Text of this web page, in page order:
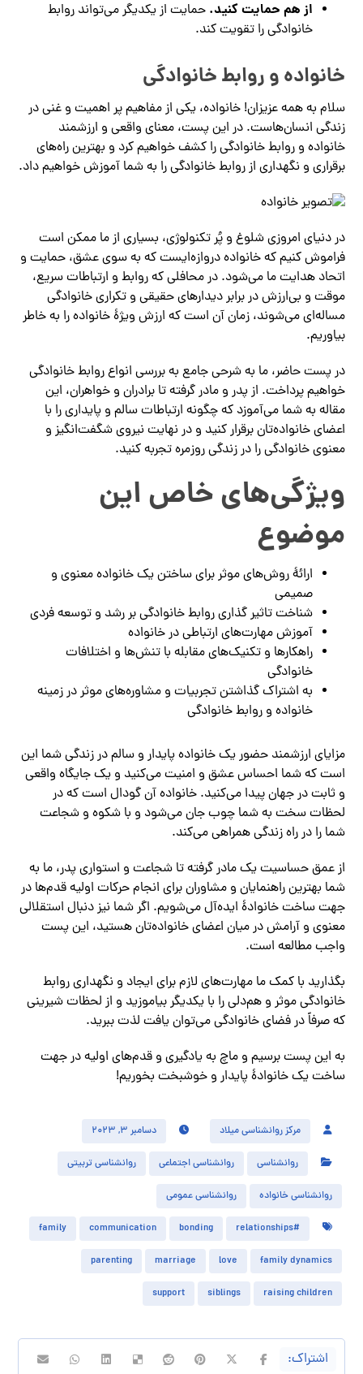
از هم حمایت کنید. حمایت از یکدیگر می‌تواند روابط
خانوادگی را تقویت کند.
خانواده و روابط خانوادگی
سلام به همه عزیزان! خانواده، یکی از مفاهیم پر اهمیت و غنی در
زندگی انسان‌هاست. در این پست، معنای واقعی و ارزشمند
خانواده و روابط خانوادگی را کشف خواهیم کرد و بهترین راه‌های
برقراری و نگهداری از روابط خانوادگی را به شما آموزش خواهیم داد.
در دنیای امروزی شلوغ و پُر تکنولوژی، بسیاری از ما ممکن است
فراموش کنیم که خانواده دروازه‌ایست که به سوی عشق، حمایت و
اتحاد هدایت ما می‌شود. در محافلی که روابط و ارتباطات سریع،
موقت و بی‌ارزش در برابر دیدارهای حقیقی و تکراری خانوادگی
مساله‌ای می‌شوند، زمان آن است که ارزش ویژهٔ خانواده را به خاطر
بیاوریم.
در پست حاضر، ما به شرحی جامع به بررسی انواع روابط خانوادگی
خواهیم پرداخت. از پدر و مادر گرفته تا برادران و خواهران، این
مقاله به شما می‌آموزد که چگونه ارتباطات سالم و پایداری را با
اعضای خانواده‌تان برقرار کنید و در نهایت نیروی شگفت‌انگیز و
معنوی خانوادگی را در زندگی روزمره تجربه کنید.
ویژگی‌های خاص این
موضوع
ارائهٔ روش‌های موثر برای ساختن یک خانواده معنوی و
صمیمی
شناخت تاثیر گذاری روابط خانوادگی بر رشد و توسعه فردی
آموزش مهارت‌های ارتباطی در خانواده
راهکارها و تکنیک‌های مقابله با تنش‌ها و اختلافات
خانوادگی
به اشتراک گذاشتن تجربیات و مشاوره‌های موثر در زمینه
خانواده و روابط خانوادگی
مزایای ارزشمند حضور یک خانواده پایدار و سالم در زندگی شما این
است که شما احساس عشق و امنیت می‌کنید و یک جایگاه واقعی
و ثابت در جهان پیدا می‌کنید. خانواده آن گودال است که در
لحظات سخت به شما چوب جان می‌شود و با شکوه و شجاعت
شما را در راه زندگی همراهی می‌کند.
از عمق حساسیت یک مادر گرفته تا شجاعت و استواری پدر، ما به
شما بهترین راهنمایان و مشاوران برای انجام حرکات اولیه قدم‌ها در
جهت ساخت خانوادهٔ ایده‌آل می‌شویم. اگر شما نیز دنبال استقلالی
معنوی و آرامش در میان اعضای خانواده‌تان هستید، این پست
واجب مطالعه است.
بگذارید با کمک ما مهارت‌های لازم برای ایجاد و نگهداری روابط
خانوادگی موثر و هم‌دلی را با یکدیگر بیاموزید و از لحظات شیرینی
که صرفاً در فضای خانوادگی می‌توان یافت لذت ببرید.
به این پست برسیم و ماچ به یادگیری و قدم‌های اولیه در جهت
ساخت یک خانوادهٔ پایدار و خوشبخت بخوریم!
مرکز روانشناسی میلاد دسامبر ۳, ۲۰۲۳
روانشناسی روانشناسی اجتماعی روانشناسی تربیتی
روانشناسی خانواده روانشناسی عمومی
#relationships
bonding
communication
family
family dynamics
love
marriage
parenting
raising children
siblings
support